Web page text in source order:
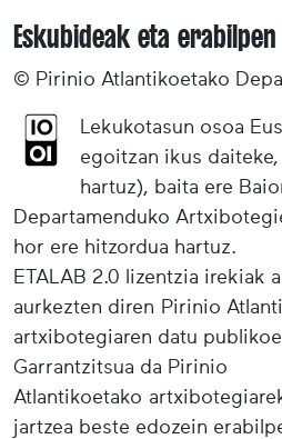
Eskubideak eta
© Pirinio Atlantikoetako
Lekukotasun osoa
egoitzan ikus
hartuz), baita ere
Departamenduko
hor ere hitzordua hartuz.
ETALAB 2.0 lizentzia irekiak
aurkezten diren Pirinio
artxibotegiaren datu
Garrantzitsua da Pirinio
Atlantikoetako
jartzea beste edozein